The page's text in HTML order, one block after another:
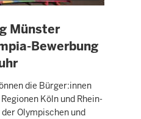
Münster
Bewerbung
die Bürger:innen
Köln und Rhein-
Olympischen und